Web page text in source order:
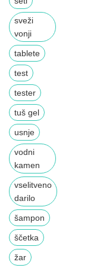
sveži
vonji
tablete
test
tester
tuš gel
usnje
vodni
kamen
vselitveno
darilo
šampon
ščetka
žar